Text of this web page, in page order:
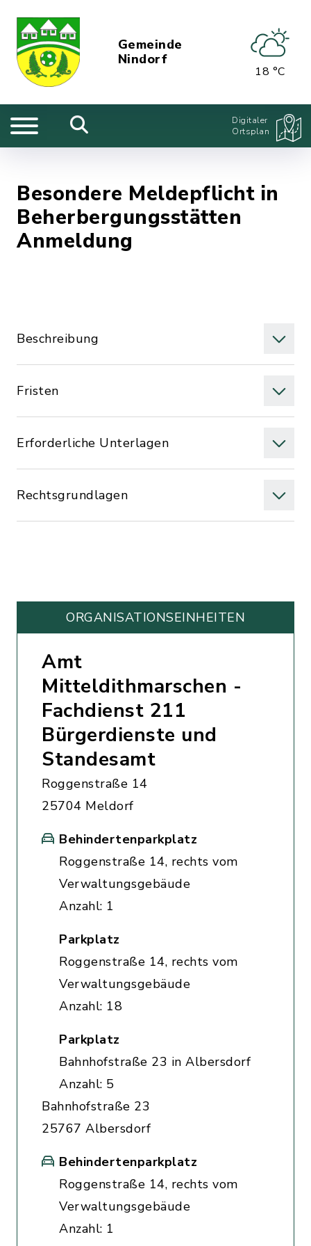
Gemeinde
Nindorf
18 °C
Digitaler
Ortsplan
Besondere Meldepflicht in
Beherbergungsstätten
Anmeldung
Beschreibung
Fristen
Erforderliche Unterlagen
Rechtsgrundlagen
ORGANISATIONS­EINHEITEN
Amt
Mitteldithmarschen -
Fachdienst 211
Bürgerdienste und
Standesamt
Roggenstraße 14
25704 Meldorf
Behindertenparkplatz
Roggenstraße 14, rechts vom
Verwaltungsgebäude
Anzahl: 1
Parkplatz
Roggenstraße 14, rechts vom
Verwaltungsgebäude
Anzahl: 18
Parkplatz
Bahnhofstraße 23 in Albersdorf
Anzahl: 5
Bahnhofstraße 23
25767 Albersdorf
Behindertenparkplatz
Roggenstraße 14, rechts vom
Verwaltungsgebäude
Anzahl: 1